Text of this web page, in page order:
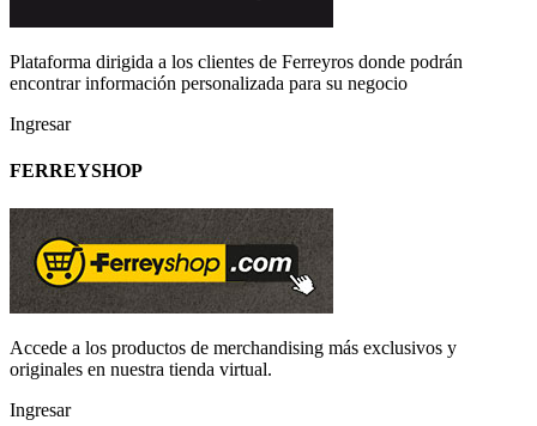
Plataforma dirigida a los clientes de Ferreyros donde podrán
encontrar información personalizada para su negocio
Ingresar
FERREYSHOP
Accede a los productos de merchandising más exclusivos y
originales en nuestra tienda virtual.
Ingresar